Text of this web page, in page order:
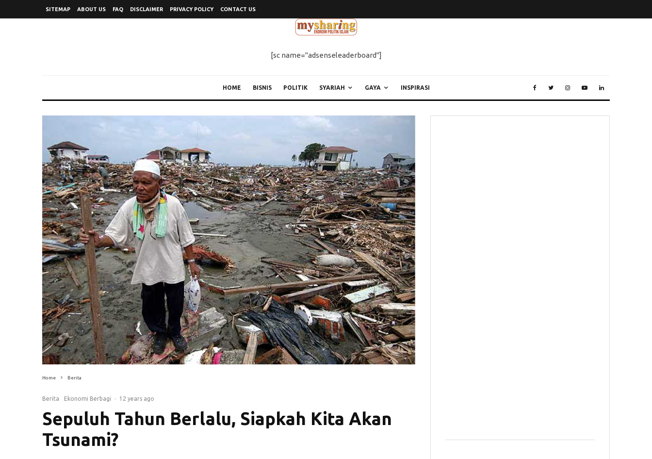
SITEMAP ABOUT US FAQ DISCLAIMER PRIVACY POLICY CONTACT US
[sc name="adsenseleaderboard"]
HOME BISNIS POLITIK SYARIAH GAYA INSPIRASI
Home Berita
Berita Ekonomi Berbagi · 12 years ago
Sepuluh Tahun Berlalu, Siapkah Kita Akan
Tsunami?